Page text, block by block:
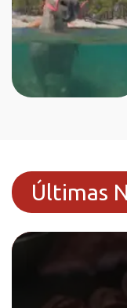
Últimas